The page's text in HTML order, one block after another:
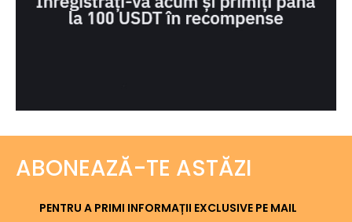
ABONEAZĂ-TE ASTĂZI
PENTRU A PRIMI INFORMAȚII EXCLUSIVE PE MAIL